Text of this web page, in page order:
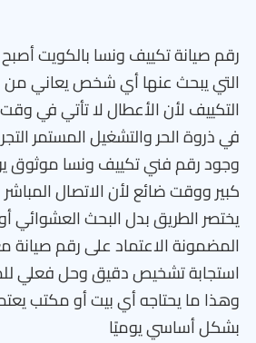
رقم صيانة تكييف ونسا بالكويت
التي يبحث عنها أي شخص يعاني
التكييف لأن الأعطال لا تأتي في
في ذروة الحر والتشغيل المستمر
وجود رقم فني تكييف ونسا موثوق
كبير ووقت ضائع لأن الاتصال
يختصر الطريق بدل البحث العشوائي
المضمونة الاعتماد على رقم
استجابة تشخيص دقيق وحل فعلي
وهذا ما يحتاجه أي بيت أو مكتب
بشكل أساسي يوميًا